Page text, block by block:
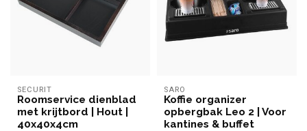
SECURIT
Roomservice dienblad
met krijtbord | Hout |
40x40x4cm
SARO
Koffie organizer
opbergbak Leo 2 | Voor
kantines & buffet